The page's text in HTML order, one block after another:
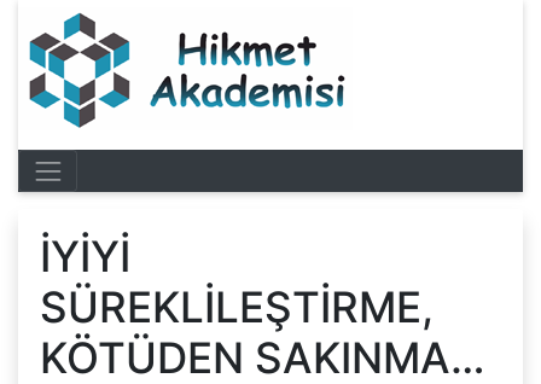
İYİYİ
SÜREKLİLEŞTİRME,
KÖTÜDEN SAKINMA…